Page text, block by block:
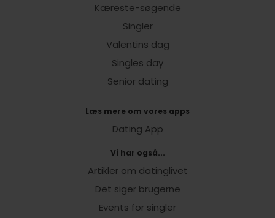
Kæreste-søgende
Singler
Valentins dag
Singles day
Senior dating
Læs mere om vores apps
Dating App
Vi har også...
Artikler om datinglivet
Det siger brugerne
Events for singler